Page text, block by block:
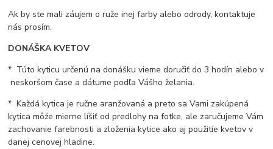
Ak by ste mali záujem o ruže inej farby alebo odrody, kontaktuje
nás prosím.
DONÁŠKA KVETOV
* Túto kyticu určenú na donášku vieme doručiť do 3 hodín alebo v
neskoršom čase a dátume podľa Vášho želania.
* Každá kytica je ručne aranžovaná a preto sa Vami zakúpená
kytica môže mierne líšiť od predlohy na fotke, ale zaručujeme Vám
zachovanie farebnosti a zloženia kytice ako aj použitie kvetov v
danej cenovej hladine.